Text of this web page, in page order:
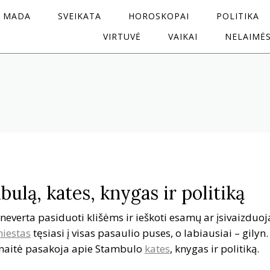
MADA SVEIKATA HOROSKOPAI
POLITIKA
VIRTUVĖ
VAIKAI
kates, knygas ir politiką
pasiduoti klišėms ir ieškoti esamų ar
tęsiasi į visas pasaulio puses, o labiausiai – gilyn.
pasakoja apie Stambulo kates, knygas ir politiką.